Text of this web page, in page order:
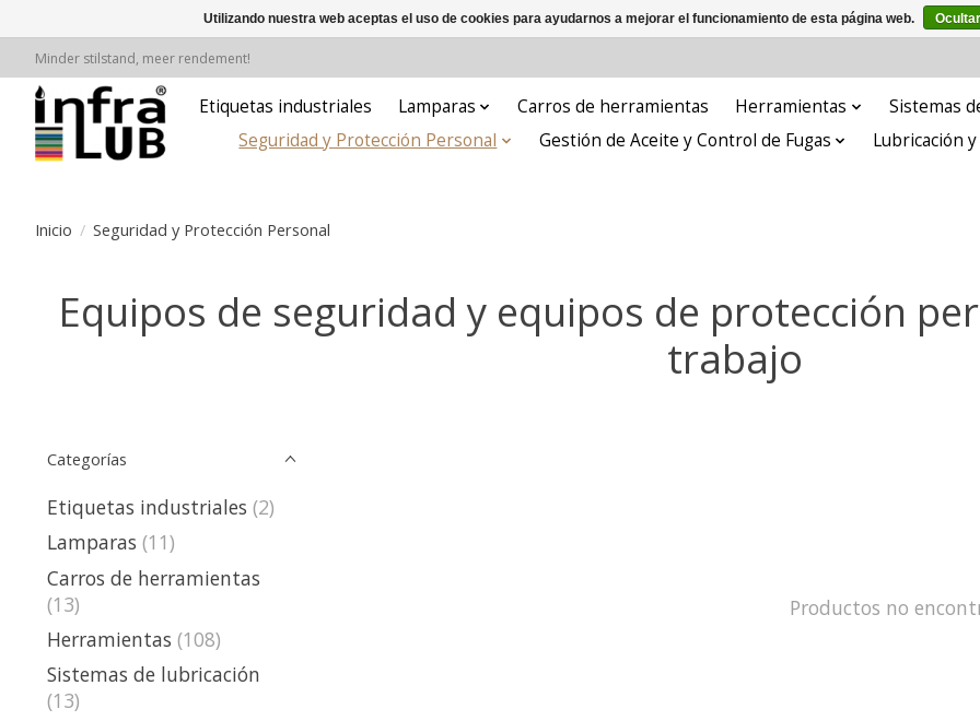
Minder stilstand, meer rendement!
Etiquetas industriales Lamparas Carros de herramientas Herramientas Sistemas
Seguridad y Protección Personal
Gestión de Aceite y Control de Fugas Lubricación
Inicio / Seguridad y Protección Personal
Equipos de seguridad y equipos de protección
trabajo
Categorías
Etiquetas industriales (2)
Lamparas (11)
Carros de herramientas
(13)
Herramientas (108)
Sistemas de lubricación
(13)
Productos no
Utilizando nuestra web aceptas el uso de cookies para ayudarnos a mejorar el funcionamiento de esta página web.